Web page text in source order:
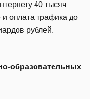
40 тысяч
оплата трафика до
рублей,
образовательных